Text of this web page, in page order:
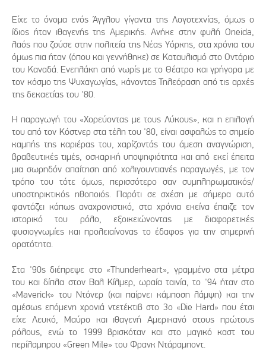
Είχε το όνομα ενός Άγγλου γίγαντα της Λογοτεχνίας, όμως ο
ίδιος ήταν ιθαγενής της Αμερικής. Ανήκε στην φυλή Oneida,
λαός που ζούσε στην πολιτεία της Νέας Υόρκης, στα χρόνια του
όμως πια ήταν (όπου και γεννήθηκε) σε Καταυλισμό στο Οντάριο
του Καναδά. Ενεπλάκη από νωρίς με το Θέατρο και γρήγορα με
τον κόσμο της Ψυχαγωγίας, κάνοντας Τηλεόραση από τις αρχές
της δεκαετίας του '80.
Η παραγωγή του «Χορεύοντας με τους Λύκους», και η επιλογή
του από τον Κόστνερ στα τέλη του '80, είναι ασφαλώς το σημείο
καμπής της καριέρας του, χαρίζοντάς του άμεση αναγνώριση,
βραβευτικές τιμές, οσκαρική υποψηφιότητα και από εκεί έπειτα
μια σωρηδόν απαίτηση από χολιγουντιανές παραγωγές, με τον
τρόπο του τότε όμως, περισσότερο σαν συμπληρωματικός/
υποστηρικτικός ηθοποιός. Παρότι σε σχέση με σήμερα αυτό
φαντάζει κάπως αναχρονιστικό, στα χρόνια εκείνα έπαιζε τον
ιστορικό του ρόλο, εξοικειώνοντας με διαφορετικές
φυσιογνωμίες και προλειαίνονας το έδαφος για την σημερινή
ορατότητα.
Στα '90ς διέπρεψε στο «Thunderheart», γραμμένο στα μέτρα
του και δίπλα στον Βαλ Κίλμερ, ωραία ταινία, το '94 ήταν στο
«Maverick» του Ντόνερ (και παίρνει κάμποση λάμψη) και την
αμέσως επόμενη χρονιά ντετέκτιβ στο 3ο «Die Hard» που έτσι
είχε Λευκό, Μαύρο και ιθαγενή Αμερικανό στους πρώτους
ρόλους, ενώ το 1999 βρισκόταν και στο μαγικό καστ του
περίλαμπρου «Green Mile» του Φρανκ Ντάραμποντ.